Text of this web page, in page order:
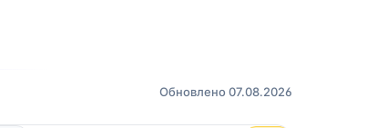
Обновлено 07.08.2026